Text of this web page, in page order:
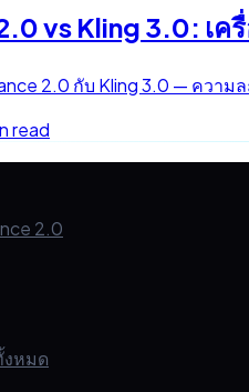
vs Kling 3.0: เค
2.0 กับ Kling 3.0 — ควา
read
2.0
งหมด